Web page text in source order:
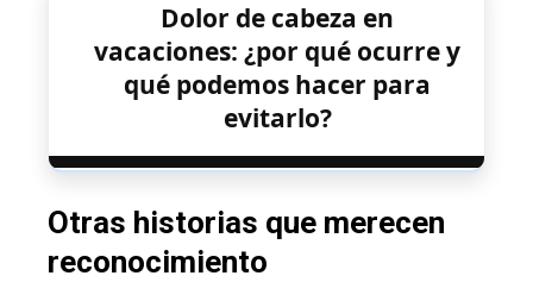
Dolor de cabeza en
vacaciones: ¿por qué ocurre y
qué podemos hacer para
evitarlo?
Otras historias que merecen
reconocimiento